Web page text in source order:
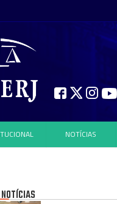
NOTÍCIAS
NOTÍCIAS